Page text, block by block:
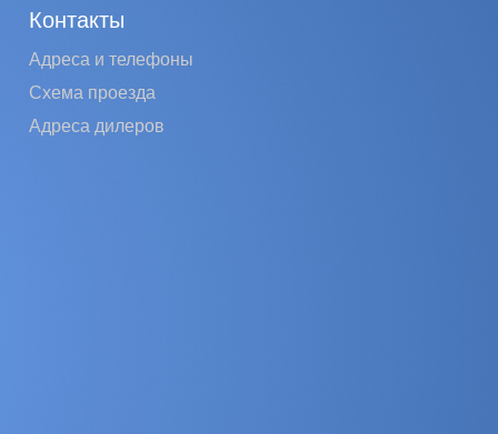
Контакты
Адреса и телефоны
Схема проезда
Адреса дилеров